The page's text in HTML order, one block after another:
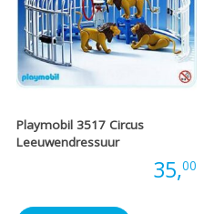
Playmobil 3517 Circus
Leeuwendressuur
35,00